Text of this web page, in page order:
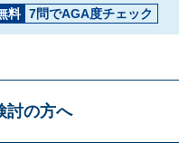
料 7問でAGA度チェック
討の方へ